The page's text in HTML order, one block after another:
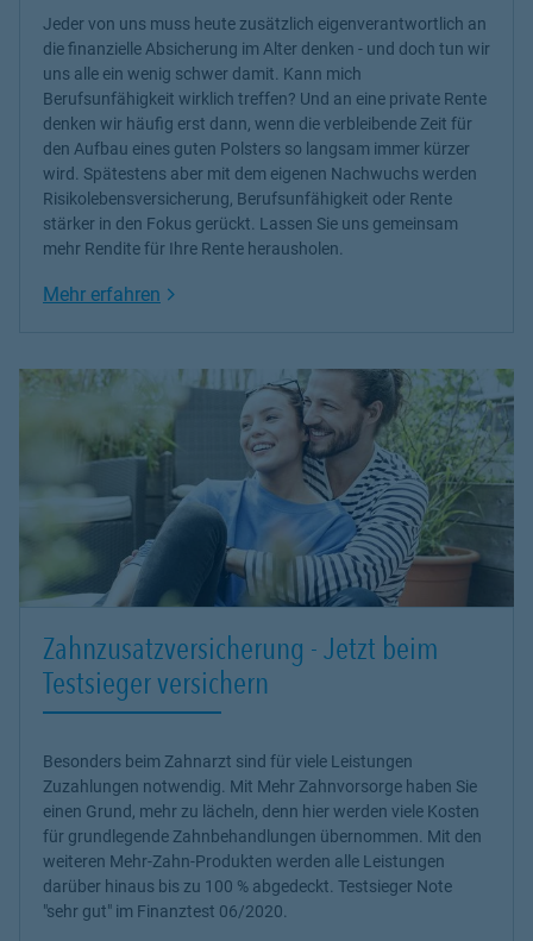
Jeder von uns muss heute zusätzlich eigenverantwortlich an
die finanzielle Absicherung im Alter denken - und doch tun wir
uns alle ein wenig schwer damit. Kann mich
Berufsunfähigkeit wirklich treffen? Und an eine private Rente
denken wir häufig erst dann, wenn die verbleibende Zeit für
den Aufbau eines guten Polsters so langsam immer kürzer
wird. Spätestens aber mit dem eigenen Nachwuchs werden
Risikolebensversicherung, Berufsunfähigkeit oder Rente
stärker in den Fokus gerückt. Lassen Sie uns gemeinsam
mehr Rendite für Ihre Rente herausholen.
Mehr erfahren Link Opens in New Tab
Zahnzusatzversicherung - Jetzt beim
Testsieger versichern
Besonders beim Zahnarzt sind für viele Leistungen
Zuzahlungen notwendig. Mit Mehr Zahnvorsorge haben Sie
einen Grund, mehr zu lächeln, denn hier werden viele Kosten
für grundlegende Zahnbehandlungen übernommen. Mit den
weiteren Mehr-Zahn-Produkten werden alle Leistungen
darüber hinaus bis zu 100 % abgedeckt. Testsieger Note
"sehr gut" im Finanztest 06/2020.